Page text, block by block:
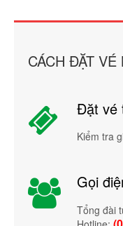
CÁCH ĐẶT VÉ
Đặt vé
Kiểm tra
Gọi
Tổng đài